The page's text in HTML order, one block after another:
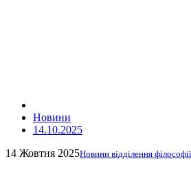
Новини
14.10.2025
14 Жовтня 2025Новини відділення